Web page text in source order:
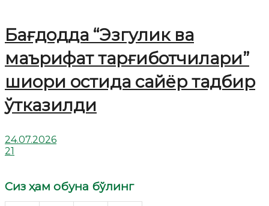
Бағдодда “Эзгулик ва
маърифат тарғиботчилари”
шиори остида сайёр тадбир
ўтказилди
24.07.2026
21
Сиз ҳам обуна бўлинг